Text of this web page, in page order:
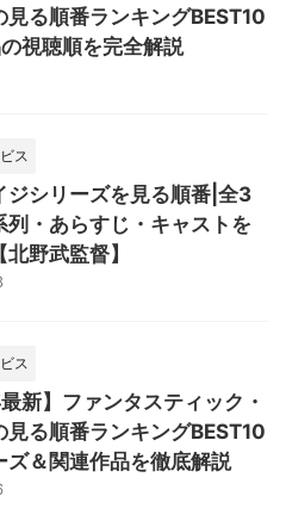
見る順番ランキングBEST10
の視聴順を完全解説
ス
ジシリーズを見る順番|全3
列・あらすじ・キャストを
野武監督】
ス
新】ファンタスティック・
見る順番ランキングBEST10
ズ＆関連作品を徹底解説